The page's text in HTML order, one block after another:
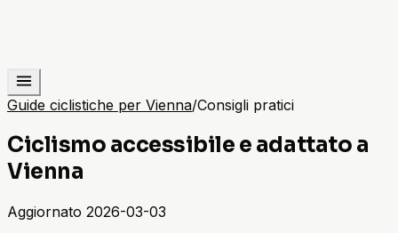
Guide ciclistiche per Vienna/Consigli pratici
Ciclismo accessibile e adattato a
Vienna
Aggiornato 2026-03-03